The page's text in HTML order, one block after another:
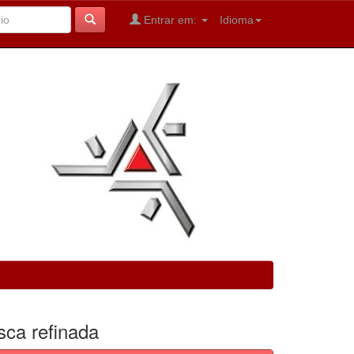
Idioma
Entrar em:
refinada